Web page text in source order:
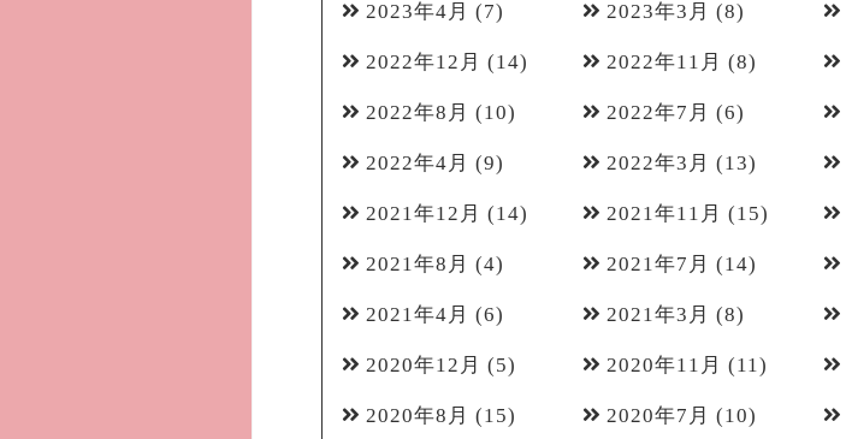
2023年4月 (7) 2023年3月 (8)
2022年12月 (14) 2022年11月 (8)
2022年8月 (10) 2022年7月 (6)
2022年4月 (9) 2022年3月 (13)
2021年12月 (14) 2021年11月 (15)
2021年8月 (4) 2021年7月 (14)
2021年4月 (6) 2021年3月 (8)
2020年12月 (5) 2020年11月 (11)
2020年8月 (15) 2020年7月 (10)